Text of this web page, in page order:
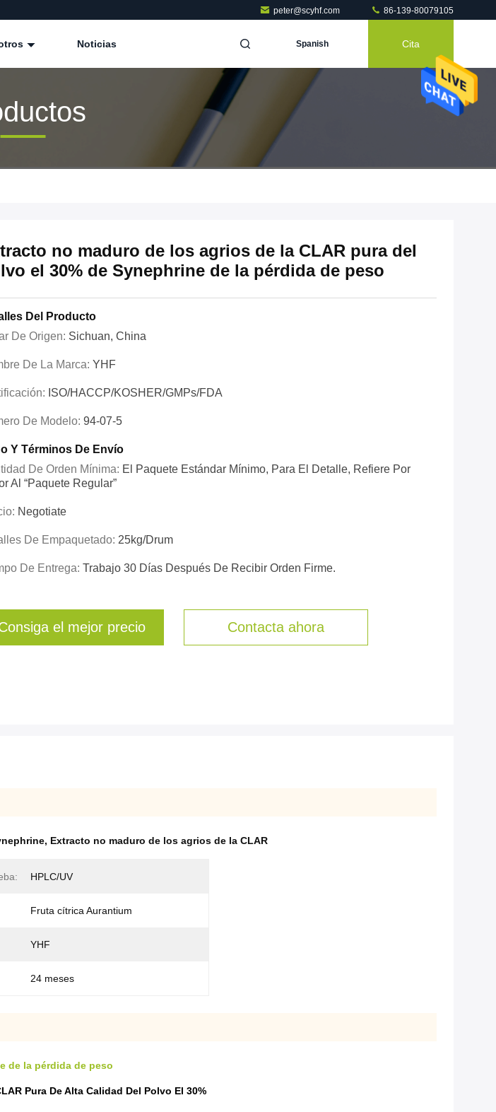
peter@scyhf.com 86-139-80079105
Noticias Spanish Cita
no maduro de los agrios de la CLAR pura del
el 30% de Synephrine de la pérdida de peso
Del Producto
De Origen: Sichuan, China
De La Marca: YHF
ISO/HACCP/KOSHER/GMPs/FDA
De Modelo: 94-07-5
Y Términos De Envío
De Orden Mínima: El Paquete Estándar Mínimo, Para El Detalle, Refiere Por
Al “paquete Regular”
Negotiate
De Empaquetado: 25kg/drum
De Entrega: Trabajo 30 Días Después De Recibir Orden Firme.
el mejor precio Contacta ahora
, Extracto no maduro de los agrios de la CLAR
HPLC/UV
Fruta cítrica Aurantium
YHF
24 meses
de la pérdida de peso
Pura De Alta Calidad Del Polvo El 30%